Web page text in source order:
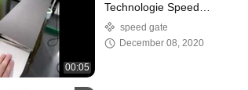
00:05
Technologie Speed
Gate DR.TD.6626
speed gate
December 08, 2020